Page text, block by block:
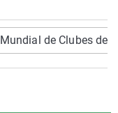
Mundial de Clubes de